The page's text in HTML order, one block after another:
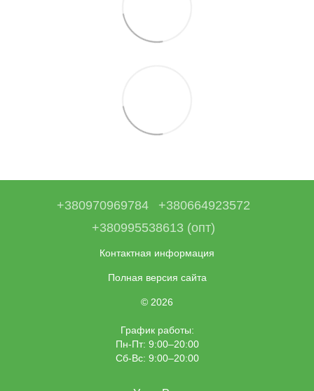
+380970969784
+380664923572
+380995538613 (опт)
Контактная информация
Полная версия сайта
© 2026
График работы:
Пн-Пт: 9:00–20:00
Сб-Вс: 9:00–20:00